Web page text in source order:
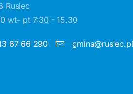
Rusiec
wt– pt 7:30 - 15.30
67 66 290 gmina@rusiec.pl